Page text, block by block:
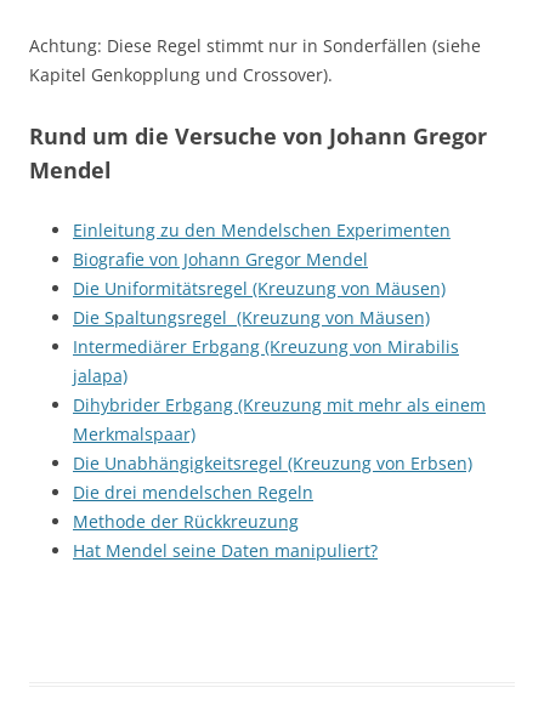
Achtung: Diese Regel stimmt nur in Sonderfällen (siehe
Kapitel Genkopplung und Crossover).
Rund um die Versuche von Johann Gregor
Mendel
Einleitung zu den Mendelschen Experimenten
Biografie von Johann Gregor Mendel
Die Uniformitätsregel (Kreuzung von Mäusen)
Die Spaltungsregel (Kreuzung von Mäusen)
Intermediärer Erbgang (Kreuzung von Mirabilis
jalapa)
Dihybrider Erbgang (Kreuzung mit mehr als einem
Merkmalspaar)
Die Unabhängigkeitsregel (Kreuzung von Erbsen)
Die drei mendelschen Regeln
Methode der Rückkreuzung
Hat Mendel seine Daten manipuliert?